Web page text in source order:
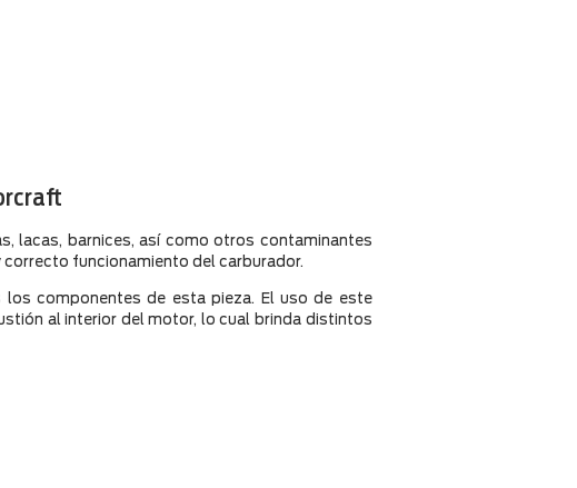
lacas, barnices, así como otros contaminantes
correcto funcionamiento del carburador.
componentes de esta pieza. El uso de este
al interior del motor, lo cual brinda distintos